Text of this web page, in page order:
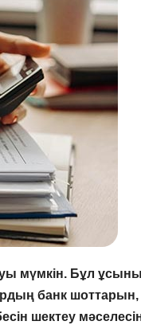
мүмкін. Бұл
банк шоттарын,
шектеу